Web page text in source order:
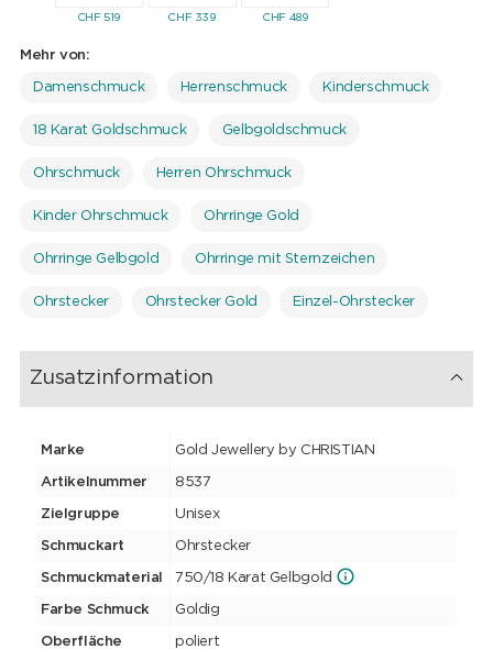
CHF519 CHF339 CHF489
Mehr von:
Damenschmuck Herrenschmuck Kinderschmuck
18 Karat Goldschmuck Gelbgoldschmuck
Ohrschmuck Herren Ohrschmuck
Kinder Ohrschmuck Ohrringe Gold
Ohrringe Gelbgold Ohrringe mit Sternzeichen
Ohrstecker Ohrstecker Gold Einzel-Ohrstecker
Zusatzinformation
Marke Gold Jewellery by CHRISTIAN
Artikelnummer 8537
Zielgruppe Unisex
Schmuckart Ohrstecker
Schmuckmaterial 750/18 Karat Gelbgold
Farbe Schmuck Goldig
Oberfläche poliert